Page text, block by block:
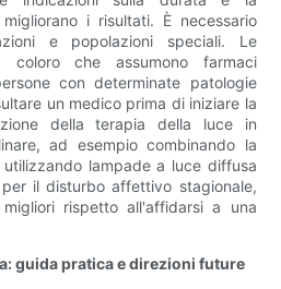
i risultati. È necessario
e popolazioni speciali. Le
coloro che assumono farmaci
con determinate patologie
un medico prima di iniziare la
della terapia della luce in
ad esempio combinando la
lampade a luce diffusa
il disturbo affettivo stagionale,
rispetto all'affidarsi a una
guida pratica e direzioni future